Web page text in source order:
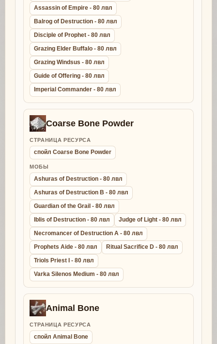
Assassin of Empire - 80 лвл
Balrog of Destruction - 80 лвл
Disciple of Prophet - 80 лвл
Grazing Elder Buffalo - 80 лвл
Grazing Windsus - 80 лвл
Guide of Offering - 80 лвл
Imperial Commander - 80 лвл
Coarse Bone Powder
СТРАНИЦА РЕСУРСА
спойл Coarse Bone Powder
МОБЫ
Ashuras of Destruction - 80 лвл
Ashuras of Destruction B - 80 лвл
Guardian of the Grail - 80 лвл
Iblis of Destruction - 80 лвл
Judge of Light - 80 лвл
Necromancer of Destruction A - 80 лвл
Prophets Aide - 80 лвл
Ritual Sacrifice D - 80 лвл
Triols Priest I - 80 лвл
Varka Silenos Medium - 80 лвл
Animal Bone
СТРАНИЦА РЕСУРСА
спойл Animal Bone